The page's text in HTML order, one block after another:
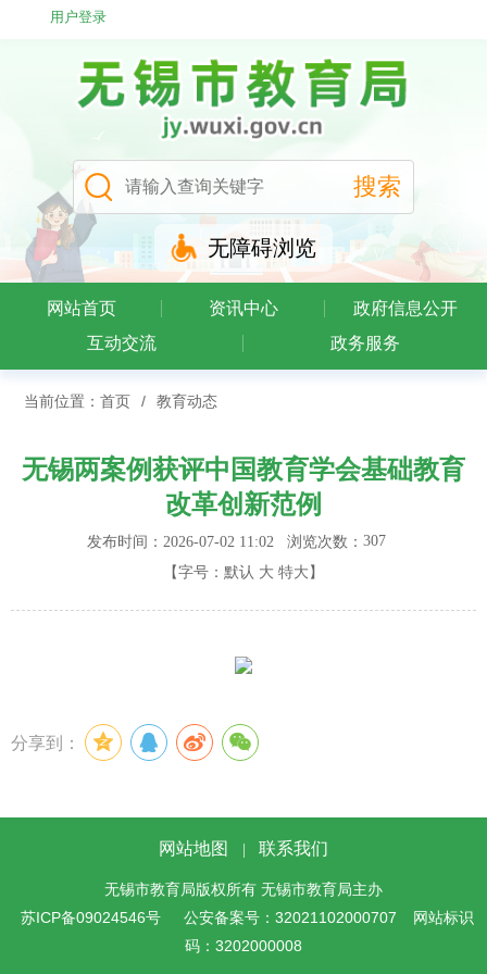
用户登录
无障碍浏览
网站首页 资讯中心
政府信息公开
互动交流
政务服务
当前位置： 首页 / 教育动态
无锡两案例获评中国教育学会基础教育
改革创新范例
发布时间：2026-07-02 11:02 浏览次数： 307
【字号： 默认 大 特大 】
分享到：
网站地图 联系我们
无锡市教育局版权所有 无锡市教育局主办
苏ICP备09024546号
公安备案号：32021102000707
网站标识
码：3202000008